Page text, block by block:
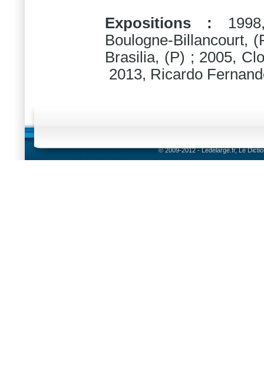
Expositions :
Boulogne-Billancourt,
Brasilia, (P) ; 2005,
2013, Ricardo
© 2009-2012 - Ledelarge.fr, Le